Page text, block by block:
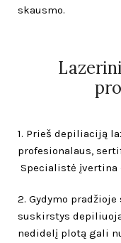
skausmo.
1. Prieš depiliaciją
profesionalaus,
Specialistė
2. Gydymo
suskirstys
nedidelį plotą gali